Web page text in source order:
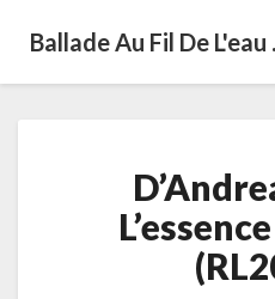
Ballade Au Fil De
«